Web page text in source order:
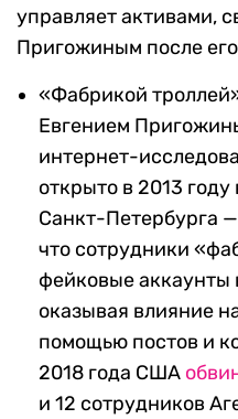
управляет активами,
Пригожиным после
«Фабрикой
Евгением
интернет-
открыто в 2013
Санкт-Петербурга
что сотрудники
фейковые аккаунты
оказывая влияние
помощью постов и
2018 года США
и 12 сотрудников